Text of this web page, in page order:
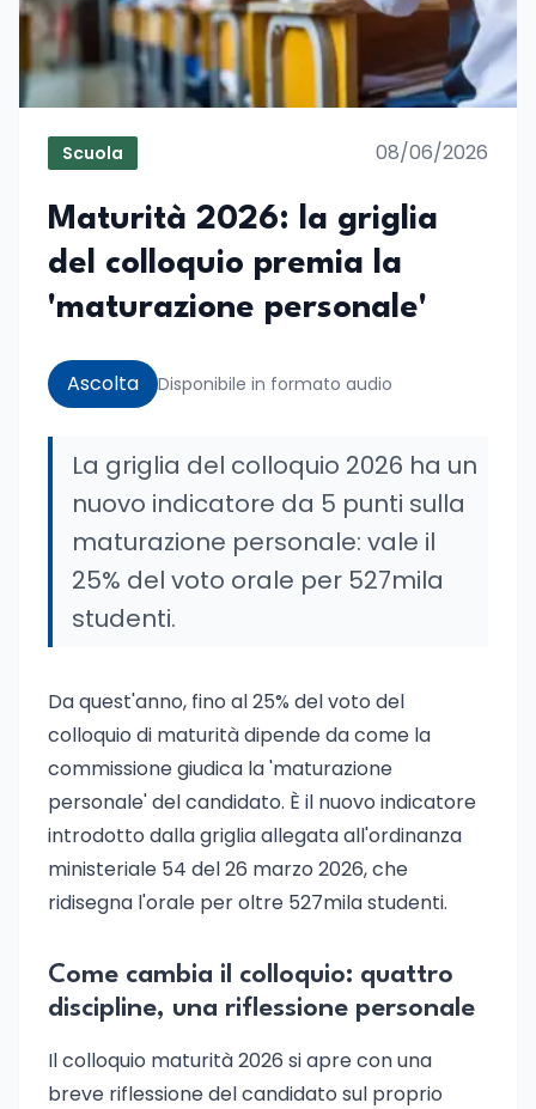
Scuola 08/06/2026
Maturità 2026: la griglia
del colloquio premia la
'maturazione personale'
Ascolta Disponibile in formato audio
La griglia del colloquio 2026 ha un
nuovo indicatore da 5 punti sulla
maturazione personale: vale il
25% del voto orale per 527mila
studenti.
Da quest'anno, fino al 25% del voto del
colloquio di maturità dipende da come la
commissione giudica la 'maturazione
personale' del candidato. È il nuovo indicatore
introdotto dalla griglia allegata all'ordinanza
ministeriale 54 del 26 marzo 2026, che
ridisegna l'orale per oltre 527mila studenti.
Come cambia il colloquio: quattro
discipline, una riflessione personale
Il colloquio maturità 2026 si apre con una
breve riflessione del candidato sul proprio